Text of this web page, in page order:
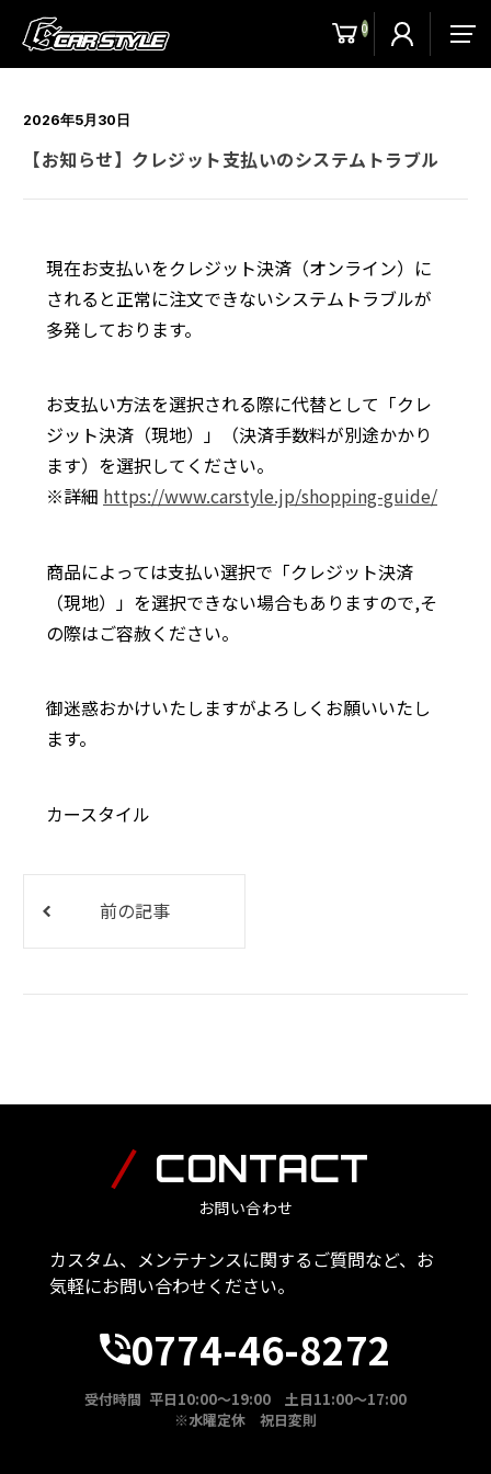
0
2026年5月30日
【お知らせ】クレジット支払いのシステムトラブル
現在お支払いをクレジット決済（オンライン）に
されると正常に注文できないシステムトラブルが
多発しております。
お支払い方法を選択される際に代替として「クレ
ジット決済（現地）」（決済手数料が別途かかり
ます）を選択してください。
※詳細 https://www.carstyle.jp/shopping-guide/
商品によっては支払い選択で「クレジット決済
（現地）」を選択できない場合もありますので,そ
の際はご容赦ください。
御迷惑おかけいたしますがよろしくお願いいたし
ます。
カースタイル
前の記事
CONTACT
お問い合わせ
カスタム、メンテナンスに関するご質問など、お
気軽にお問い合わせください。
0774-46-8272
受付時間 平日10:00～19:00 土日11:00～17:00
※水曜定休 祝日変則